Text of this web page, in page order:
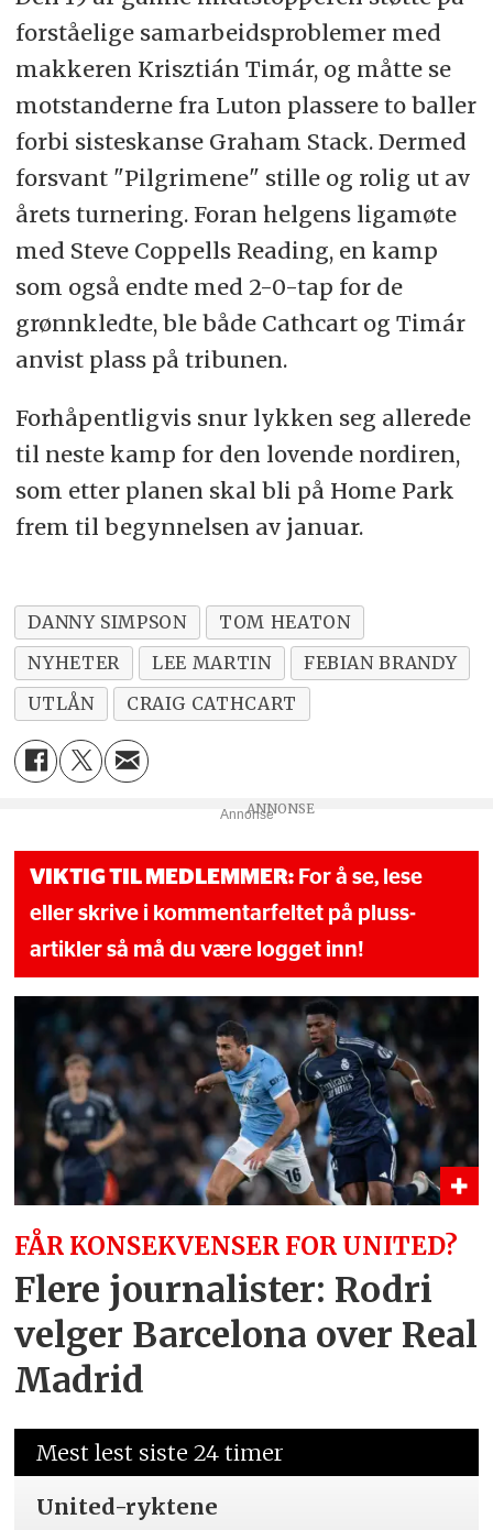
forståelige samarbeidsproblemer med
makkeren Krisztián Timár, og måtte se
motstanderne fra Luton plassere to baller
forbi sisteskanse Graham Stack. Dermed
forsvant "Pilgrimene" stille og rolig ut av
årets turnering. Foran helgens ligamøte
med Steve Coppells Reading, en kamp
som også endte med 2-0-tap for de
grønnkledte, ble både Cathcart og Timár
anvist plass på tribunen.
Forhåpentligvis snur lykken seg allerede
til neste kamp for den lovende nordiren,
som etter planen skal bli på Home Park
frem til begynnelsen av januar.
DANNY SIMPSON
TOM HEATON
NYHETER
LEE MARTIN
FEBIAN BRANDY
UTLÅN
CRAIG CATHCART
Annonse
VIKTIG TIL MEDLEMMER: For å se, lese
eller skrive i kommentarfeltet på pluss-
artikler så må du være logget inn!
FÅR KONSEKVENSER FOR UNITED?
Flere journalister: Rodri
velger Barcelona over Real
Madrid
Mest lest siste 24 timer
United-ryktene